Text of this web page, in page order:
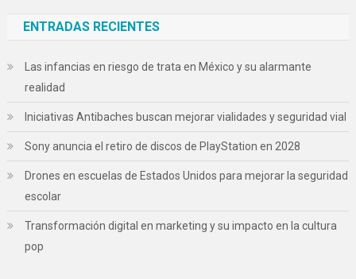
ENTRADAS RECIENTES
Las infancias en riesgo de trata en México y su alarmante
realidad
Iniciativas Antibaches buscan mejorar vialidades y seguridad vial
Sony anuncia el retiro de discos de PlayStation en 2028
Drones en escuelas de Estados Unidos para mejorar la seguridad
escolar
Transformación digital en marketing y su impacto en la cultura
pop